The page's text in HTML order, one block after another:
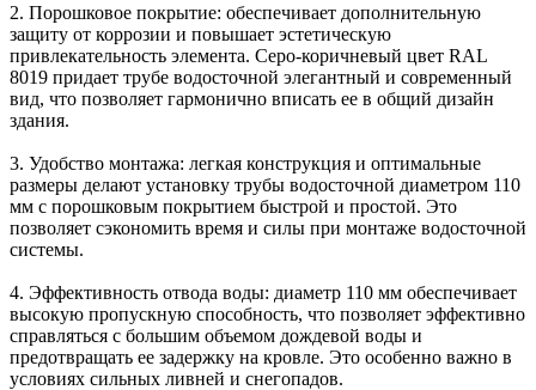
2. Порошковое покрытие: обеспечивает дополнительную
защиту от коррозии и повышает эстетическую
привлекательность элемента. Серо-коричневый цвет RAL
8019 придает трубе водосточной элегантный и современный
вид, что позволяет гармонично вписать ее в общий дизайн
здания.
3. Удобство монтажа: легкая конструкция и оптимальные
размеры делают установку трубы водосточной диаметром 110
мм с порошковым покрытием быстрой и простой. Это
позволяет сэкономить время и силы при монтаже водосточной
системы.
4. Эффективность отвода воды: диаметр 110 мм обеспечивает
высокую пропускную способность, что позволяет эффективно
справляться с большим объемом дождевой воды и
предотвращать ее задержку на кровле. Это особенно важно в
условиях сильных ливней и снегопадов.